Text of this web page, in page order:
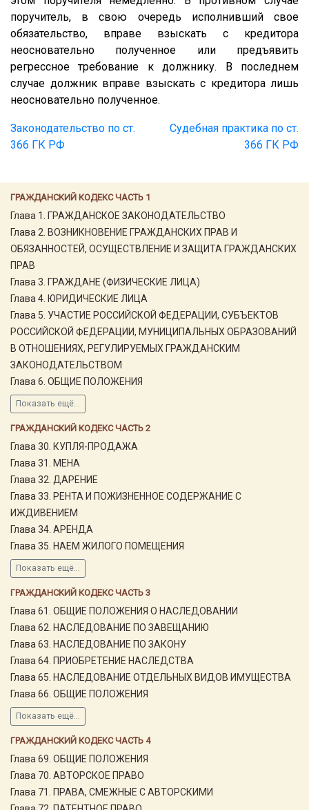
ГРАЖДАНСКИЙ КОДЕКС ЧАСТЬ 1
Глава 1. ГРАЖДАНСКОЕ ЗАКОНОДАТЕЛЬСТВО
Глава 2. ВОЗНИКНОВЕНИЕ ГРАЖДАНСКИХ ПРАВ И
ОБЯЗАННОСТЕЙ, ОСУЩЕСТВЛЕНИЕ И ЗАЩИТА ГРАЖДАНСКИХ
ПРАВ
Глава 3. ГРАЖДАНЕ (ФИЗИЧЕСКИЕ ЛИЦА)
Глава 4. ЮРИДИЧЕСКИЕ ЛИЦА
Глава 5. УЧАСТИЕ РОССИЙСКОЙ ФЕДЕРАЦИИ, СУБЪЕКТОВ
РОССИЙСКОЙ ФЕДЕРАЦИИ, МУНИЦИПАЛЬНЫХ ОБРАЗОВАНИЙ
В ОТНОШЕНИЯХ, РЕГУЛИРУЕМЫХ ГРАЖДАНСКИМ
ЗАКОНОДАТЕЛЬСТВОМ
Глава 6. ОБЩИЕ ПОЛОЖЕНИЯ
Показать ещё...
ГРАЖДАНСКИЙ КОДЕКС ЧАСТЬ 2
Глава 30. КУПЛЯ-ПРОДАЖА
Глава 31. МЕНА
Глава 32. ДАРЕНИЕ
Глава 33. РЕНТА И ПОЖИЗНЕННОЕ СОДЕРЖАНИЕ С
ИЖДИВЕНИЕМ
Глава 34. АРЕНДА
Глава 35. НАЕМ ЖИЛОГО ПОМЕЩЕНИЯ
Показать ещё...
ГРАЖДАНСКИЙ КОДЕКС ЧАСТЬ 3
Глава 61. ОБЩИЕ ПОЛОЖЕНИЯ О НАСЛЕДОВАНИИ
Глава 62. НАСЛЕДОВАНИЕ ПО ЗАВЕЩАНИЮ
Глава 63. НАСЛЕДОВАНИЕ ПО ЗАКОНУ
Глава 64. ПРИОБРЕТЕНИЕ НАСЛЕДСТВА
Глава 65. НАСЛЕДОВАНИЕ ОТДЕЛЬНЫХ ВИДОВ ИМУЩЕСТВА
Глава 66. ОБЩИЕ ПОЛОЖЕНИЯ
Показать ещё...
ГРАЖДАНСКИЙ КОДЕКС ЧАСТЬ 4
Глава 69. ОБЩИЕ ПОЛОЖЕНИЯ
Глава 70. АВТОРСКОЕ ПРАВО
Глава 71. ПРАВА, СМЕЖНЫЕ С АВТОРСКИМИ
поручитель, в свою очередь исполнивший свое
обязательство, вправе взыскать с кредитора
неосновательно полученное или предъявить
регрессное требование к должнику. В последнем
случае должник вправе взыскать с кредитора лишь
неосновательно полученное.
Законодательство по ст.
366 ГК РФ
Судебная практика по ст.
366 ГК РФ